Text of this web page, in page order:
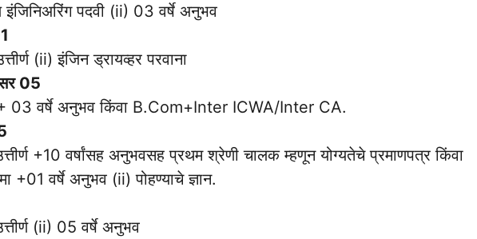
इंजिनिअरिंग पदवी (ii) 03 वर्षे अनुभव
(ii) इंजिन ड्रायव्हर परवाना
05
03 वर्षे अनुभव किंवा B.Com+Inter ICWA/Inter CA.
+10 वर्षांसह अनुभवसह प्रथम श्रेणी चालक म्हणून योग्यतेचे प्रमाणपत्र किंवा
+01 वर्षे अनुभव (ii) पोहण्याचे ज्ञान.
(ii) 05 वर्षे अनुभव